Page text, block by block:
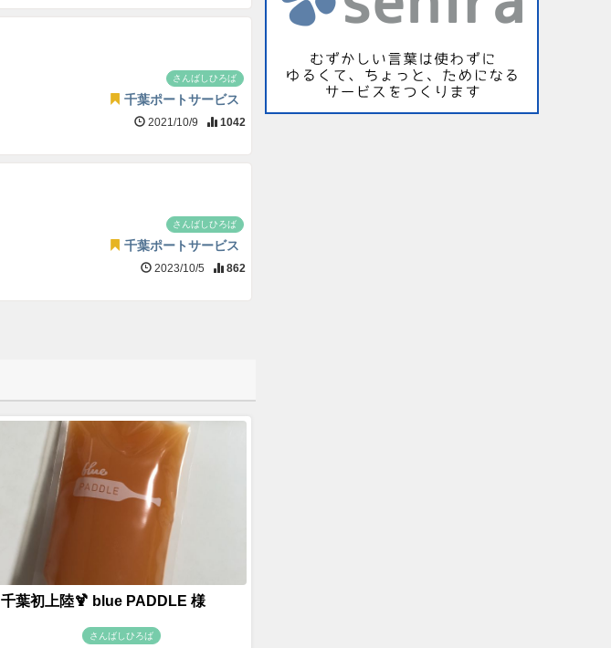
さんばしひろば
千葉ポートサービス
2021/10/9 1042
さんばしひろば
千葉ポートサービス
2023/10/5 862
千葉初上陸🍹 blue PADDLE 様
さんばしひろば